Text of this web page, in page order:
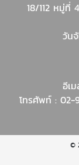
18/112 หมู่ที่
วัน
อีเ
โทรศัพท์ : 02-
©